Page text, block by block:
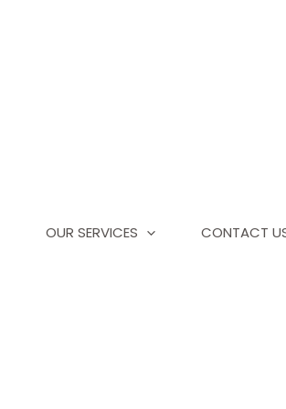
OUR SERVICES CONTACT